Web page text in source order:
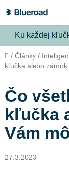
na
obsah
Ku každej
Domov
/ Články /
kľučka alebo
Čo
kľučka
Vám
27.3.2023